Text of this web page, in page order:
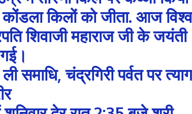
किलों को जीता. आज विश्व
शिवाजी महाराज जी के जयंती
समाधि, चंद्रगिरी पर्वत पर